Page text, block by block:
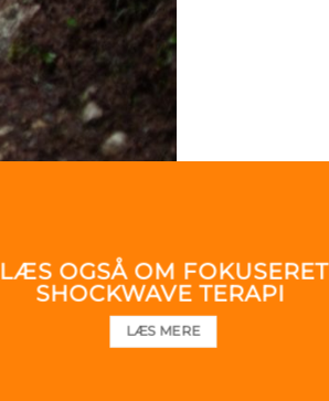
LÆS OGSÅ OM FOKUSERET
SHOCKWAVE TERAPI
LÆS MERE